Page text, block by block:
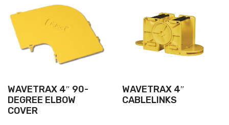
WAVETRAX 4″ 90-
DEGREE ELBOW
COVER
WAVETRAX 4″
CABLELINKS